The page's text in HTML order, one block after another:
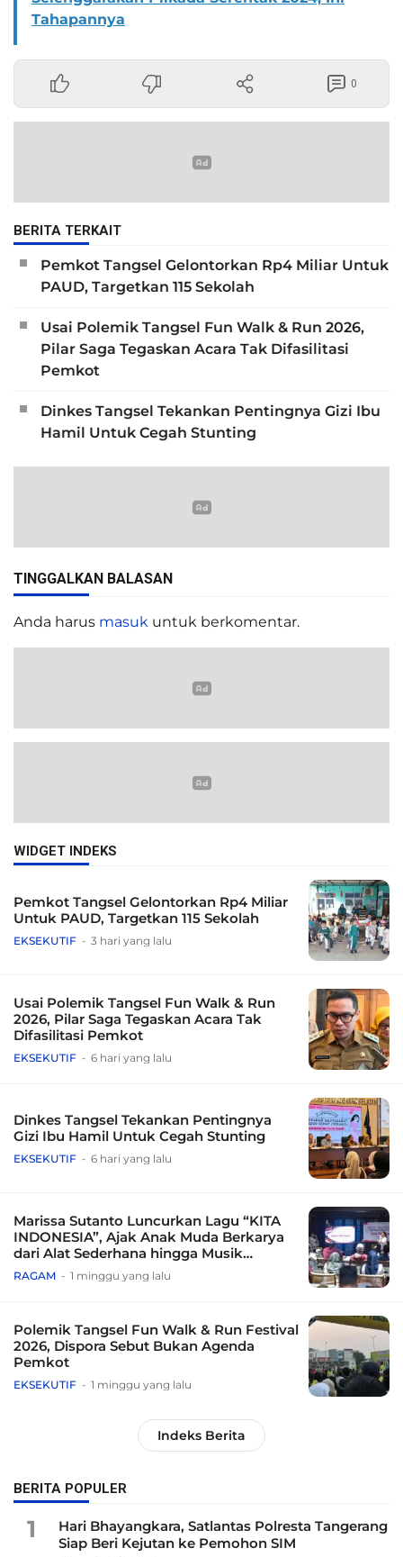
Tahapannya
0
BERITA TERKAIT
Pemkot Tangsel Gelontorkan Rp4 Miliar Untuk
PAUD, Targetkan 115 Sekolah
Usai Polemik Tangsel Fun Walk & Run 2026,
Pilar Saga Tegaskan Acara Tak Difasilitasi
Pemkot
Dinkes Tangsel Tekankan Pentingnya Gizi Ibu
Hamil Untuk Cegah Stunting
TINGGALKAN BALASAN
Anda harus masuk untuk berkomentar.
WIDGET INDEKS
Pemkot Tangsel Gelontorkan Rp4 Miliar
Untuk PAUD, Targetkan 115 Sekolah
EKSEKUTIF 3 hari yang lalu
Usai Polemik Tangsel Fun Walk & Run
2026, Pilar Saga Tegaskan Acara Tak
Difasilitasi Pemkot
EKSEKUTIF 6 hari yang lalu
Dinkes Tangsel Tekankan Pentingnya
Gizi Ibu Hamil Untuk Cegah Stunting
EKSEKUTIF 6 hari yang lalu
Marissa Sutanto Luncurkan Lagu “KITA
INDONESIA”, Ajak Anak Muda Berkarya
dari Alat Sederhana hingga Musik
Tradisional
RAGAM 1 minggu yang lalu
Polemik Tangsel Fun Walk & Run Festival
2026, Dispora Sebut Bukan Agenda
Pemkot
EKSEKUTIF 1 minggu yang lalu
Indeks Berita
BERITA POPULER
1
Hari Bhayangkara, Satlantas Polresta Tangerang
Siap Beri Kejutan ke Pemohon SIM